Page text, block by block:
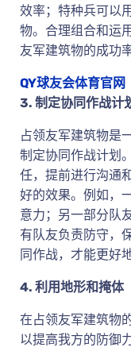
效率；特种兵可以
物。合理组合和运
友军建筑物的成功率
QY球友会体育官网
3. 制定协同作战计
占领友军建筑物是
制定协同作战计划
任，提前进行沟通
好的效果。例如，
意力；另一部分队
有队友负责防守，
同作战，才能更好
4. 利用地形和掩体
在占领友军建筑物
以提高我方的防御